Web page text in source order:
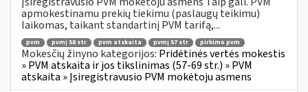
apmokestinamu prekių tiekimu (paslaugų teikimu)
laikomas, taikant standartinį PVM tarifą,...
pvm pvmį 58 str pvm atskaita pvmį 57 str pirkimo pvm
Mokesčių žinyno kategorijos: Pridėtinės vertės mokestis
» PVM atskaita ir jos tikslinimas (57-69 str.) » PVM
atskaita » Įsiregistravusio PVM mokėtoju asmens